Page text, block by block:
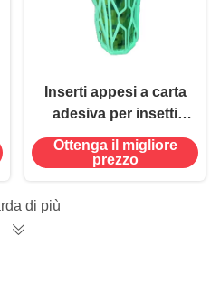
Inserti appesi a carta
adesiva per insetti
Trappola volante per
all'aperto ≤ 0,5 kg
Ottenga il migliore
prezzo
di più